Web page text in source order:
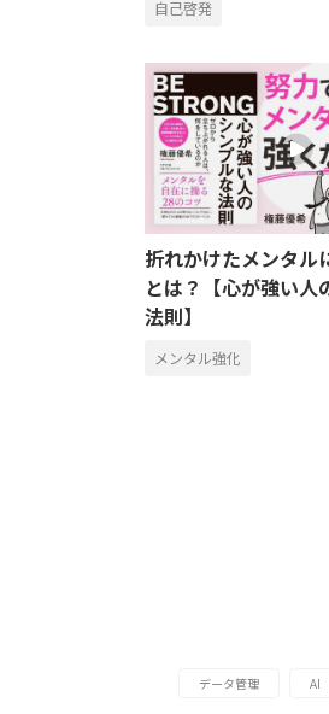
自己啓発
折れかけたメンタル
とは？【心が強い人
法則】
メンタル強化
データ管理 AI